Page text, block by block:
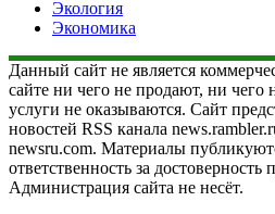
Экология
Экономика
Данный сайт не является
сайте ни чего не продают, ни чего
услуги не оказываются. Сайт
новостей RSS канала
newsru.com. Материалы
ответственность за
Администрация сайта не несёт.